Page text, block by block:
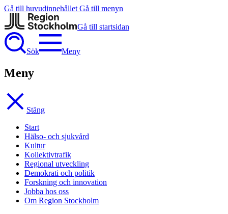
Gå till huvudinnehållet Gå till menyn
Gå till startsidan
Sök Meny
Meny
Stäng
Start
Hälso- och sjukvård
Kultur
Kollektivtrafik
Regional utveckling
Demokrati och politik
Forskning och innovation
Jobba hos oss
Om Region Stockholm